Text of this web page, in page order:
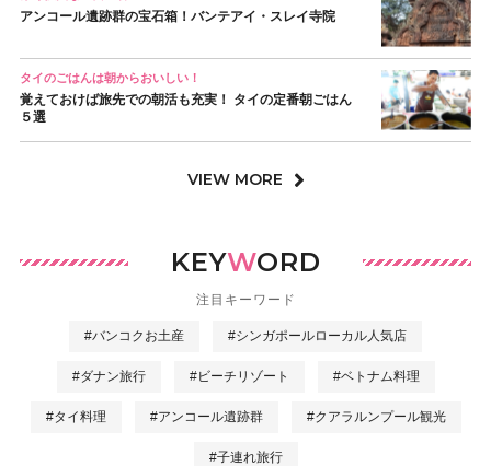
アンコール遺跡群の宝石箱！バンテアイ・スレイ寺院
タイのごはんは朝からおいしい！
覚えておけば旅先での朝活も充実！ タイの定番朝ごはん
５選
VIEW MORE
KEYWORD
注目キーワード
#バンコクお土産 #シンガポールローカル人気店
#ダナン旅行 #ビーチリゾート #ベトナム料理
#タイ料理 #アンコール遺跡群 #クアラルンプール観光
#子連れ旅行